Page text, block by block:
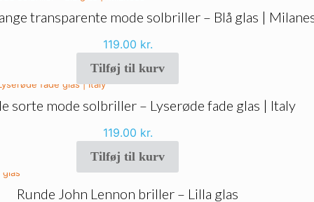
transparente mode solbriller – Blå glas |
119.00 kr.
Tilføj til kurv
sorte mode solbriller – Lyserøde fade glas | Italy
119.00 kr.
Tilføj til kurv
Runde John Lennon briller – Lilla glas